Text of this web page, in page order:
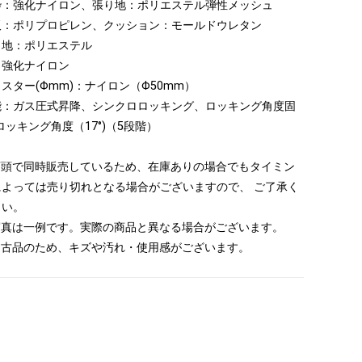
強化ナイロン、張り地：ポリエステル弾性メッシュ
ポリプロピレン、クッション：モールドウレタン
：ポリエステル
化ナイロン
ター(Φmm)：ナイロン（Φ50mm）
ガス圧式昇降、シンクロロッキング、ロッキング角度固
ッキング角度（17°)（5段階）
で同時販売しているため、在庫ありの場合でもタイミン
っては売り切れとなる場合がございますので、 ご了承く
。
は一例です。実際の商品と異なる場合がございます。
品のため、キズや汚れ・使用感がございます。